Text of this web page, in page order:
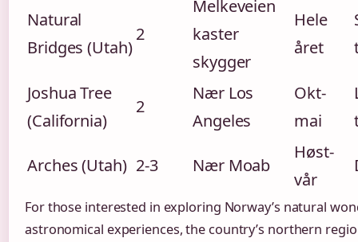
Natural
Bridges (Utah)
2
Melkeveien
kaster
skygger
Hele
året
Joshua Tree
(California)
2
Nær Los
Angeles
Okt-
mai
Arches (Utah) 2-3 Nær Moab
Høst-
vår
For those interested in exploring Norway’s natural
astronomical experiences, the country’s northern